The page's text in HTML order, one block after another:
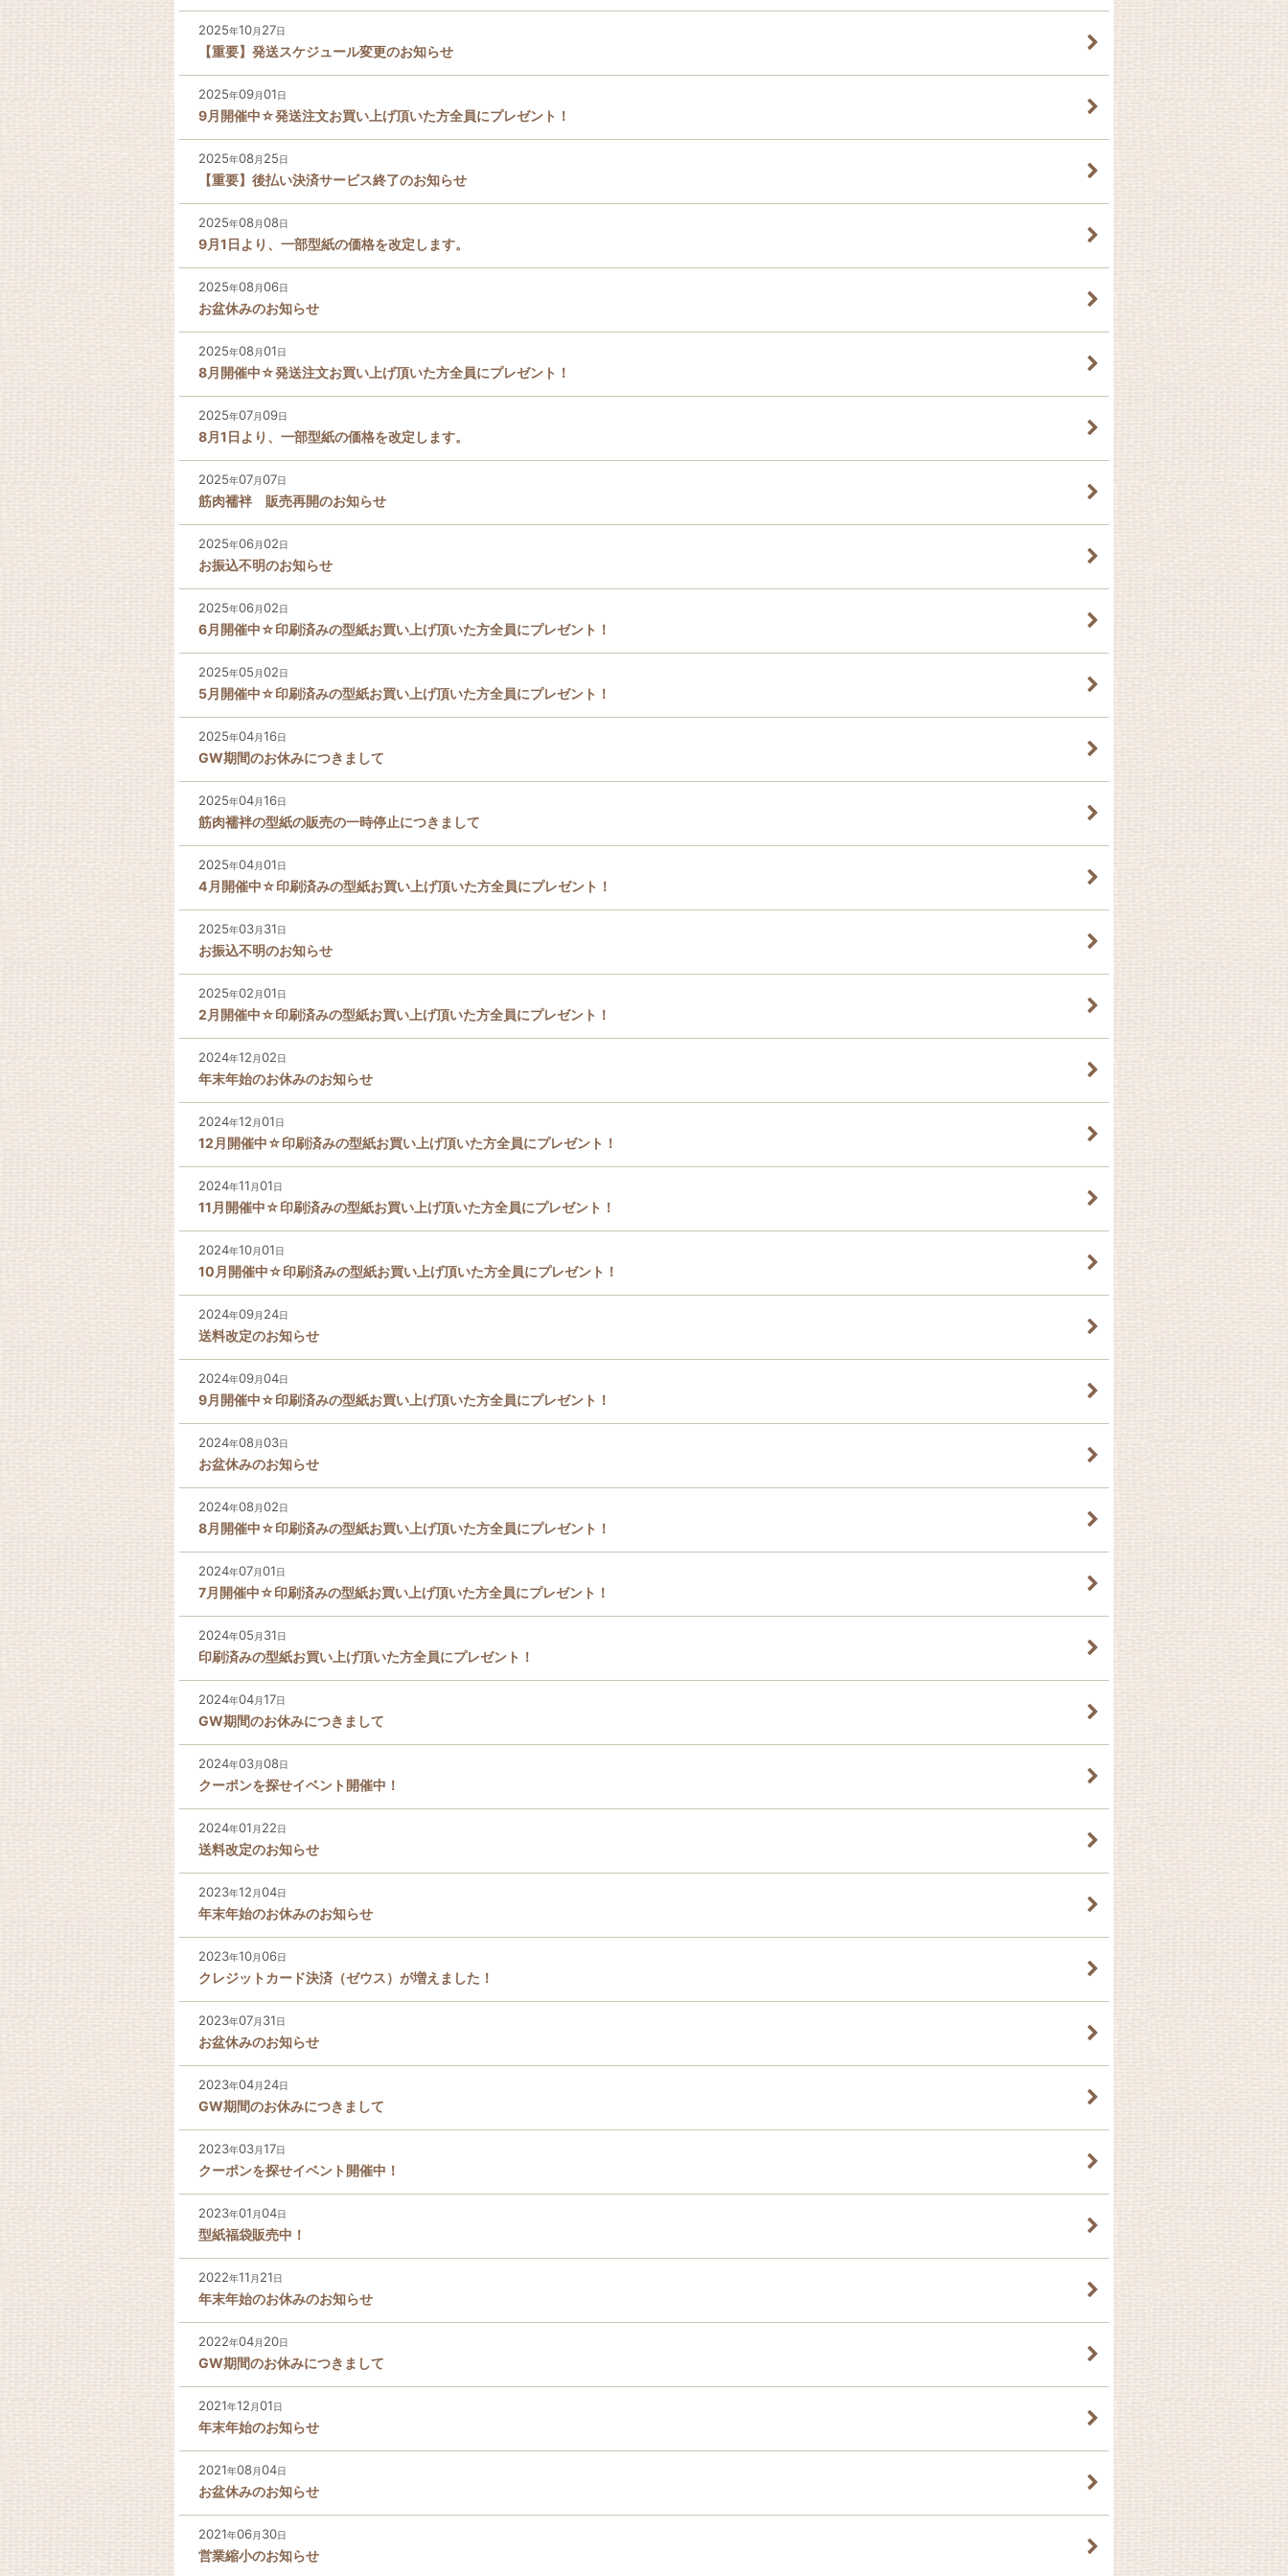
2025年10月 27日
【重要】発送スケジュール変更のお知らせ
2025年09月01日
9月開催中☆発送注文お買い上げ頂いた方全員にプレゼント！
2025年08月 25日
【重要】後払い決済サービス終了のお知らせ
2025年08月08日
9月1日より、一部型紙の価格を改定します。
2025年08月06日
お盆休みのお知らせ
2025年08月01日
8月開催中☆発送注文お買い上げ頂いた方全員にプレゼント！
2025年07月09日
8月1日より、一部型紙の価格を改定します。
2025年07月07日
筋肉襦袢 販売再開のお知らせ
2025年06月02日
お振込不明のお知らせ
2025年06月02日
6月開催中☆印刷済みの型紙お買い上げ頂いた方全員にプレゼント！
2025年05 月02日
5月開催中☆印刷済みの型紙お買い上げ頂いた方全員にプレゼント！
2025年04月16日
GW期間のお休みにつきまして
2025年04月16日
筋肉襦袢の型紙の販売の一時停止につきまして
2025年04月01日
4月開催中☆印刷済みの型紙お買い上げ頂いた方全員にプレゼント！
2025年03月 31日
お振込不明のお知らせ
2025年02 月01日
2月開催中☆印刷済みの型紙お買い上げ頂いた方全員にプレゼント！
2024年12 月02日
年末年始のお休みのお知らせ
2024年12 月01日
12月開催中☆印刷済みの型紙お買い上げ頂いた方全員にプレゼント！
2024年11 月01日
11月開催中☆印刷済みの型紙お買い上げ頂いた方全員にプレゼント！
2024年10月01日
10月開催中☆印刷済みの型紙お買い上げ頂いた方全員にプレゼント！
2024年09月 24日
送料改定のお知らせ
2024年09月04日
9月開催中☆印刷済みの型紙お買い上げ頂いた方全員にプレゼント！
2024年08月03日
お盆休みのお知らせ
2024年08月02日
8月開催中☆印刷済みの型紙お買い上げ頂いた方全員にプレゼント！
2024年07月01日
7月開催中☆印刷済みの型紙お買い上げ頂いた方全員にプレゼント！
2024年05 月 31日
印刷済みの型紙お買い上げ頂いた方全員にプレゼント！
2024年04月17日
GW期間のお休みにつきまして
2024年03月08日
クーポンを探せイベント開催中！
2024年01 月 22日
送料改定のお知らせ
2023年12 月04日
年末年始のお休みのお知らせ
2023年10月06日
クレジットカード決済（ゼウス）が増えました！
2023年07月 31日
お盆休みのお知らせ
2023年04月 24日
GW期間のお休みにつきまして
2023年03月17日
クーポンを探せイベント開催中！
2023年01 月04日
型紙福袋販売中！
2022年11 月 21日
年末年始のお休みのお知らせ
2022年04月 20日
GW期間のお休みにつきまして
2021年12 月01日
年末年始のお知らせ
2021年08月04日
お盆休みのお知らせ
2021年06月 30日
営業縮小のお知らせ